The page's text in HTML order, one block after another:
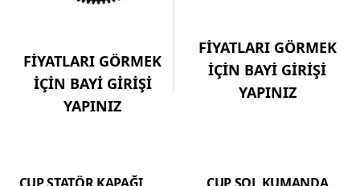
FİYATLARI GÖRMEK
İÇİN BAYİ GİRİŞİ
YAPINIZ
FİYATLARI GÖRMEK
İÇİN BAYİ GİRİŞİ
YAPINIZ